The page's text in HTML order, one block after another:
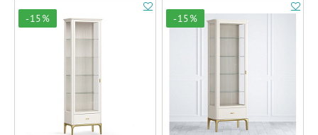
-15% -15%